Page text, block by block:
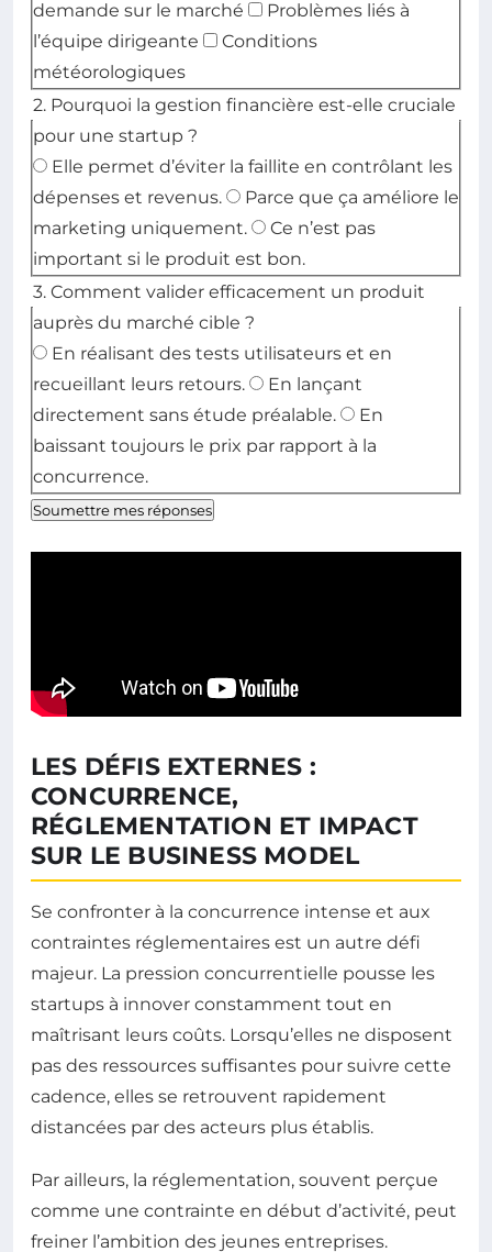
demande sur le marché
Problèmes liés à
l’équipe dirigeante
Conditions
météorologiques
2. Pourquoi la gestion financière est-elle cruciale
pour une startup ?
Elle permet d’éviter la faillite en contrôlant les
dépenses et revenus.
Parce que ça améliore le
marketing uniquement.
Ce n’est pas
important si le produit est bon.
3. Comment valider efficacement un produit
auprès du marché cible ?
En réalisant des tests utilisateurs et en
recueillant leurs retours.
En lançant
directement sans étude préalable.
En
baissant toujours le prix par rapport à la
concurrence.
Soumettre mes réponses
LES DÉFIS EXTERNES :
CONCURRENCE,
RÉGLEMENTATION ET IMPACT
SUR LE BUSINESS MODEL
Se confronter à la concurrence intense et aux
contraintes réglementaires est un autre défi
majeur. La pression concurrentielle pousse les
startups à innover constamment tout en
maîtrisant leurs coûts. Lorsqu’elles ne disposent
pas des ressources suffisantes pour suivre cette
cadence, elles se retrouvent rapidement
distancées par des acteurs plus établis.
Par ailleurs, la réglementation, souvent perçue
comme une contrainte en début d’activité, peut
freiner l’ambition des jeunes entreprises.